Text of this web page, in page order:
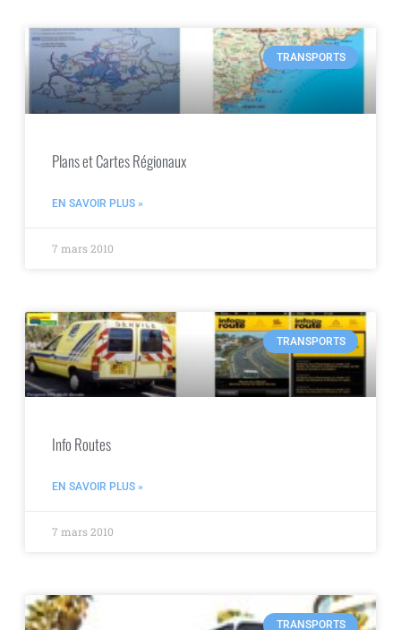
TRANSPORTS
Plans et Cartes Régionaux
EN SAVOIR PLUS »
7 mars 2010
TRANSPORTS
Info Routes
EN SAVOIR PLUS »
7 mars 2010
TRANSPORTS